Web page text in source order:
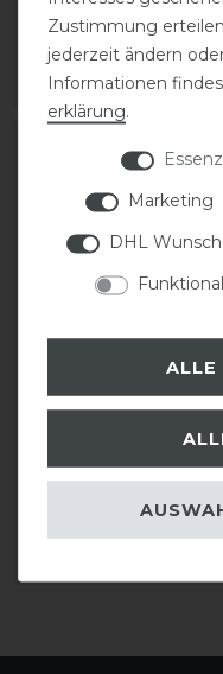
27,95 € *
Satz
ARTIKEL
HKM
Zustimmung
jederzeit ändern
Informationen
erklärung.
Marketing
DHL
Funktional
ALLE